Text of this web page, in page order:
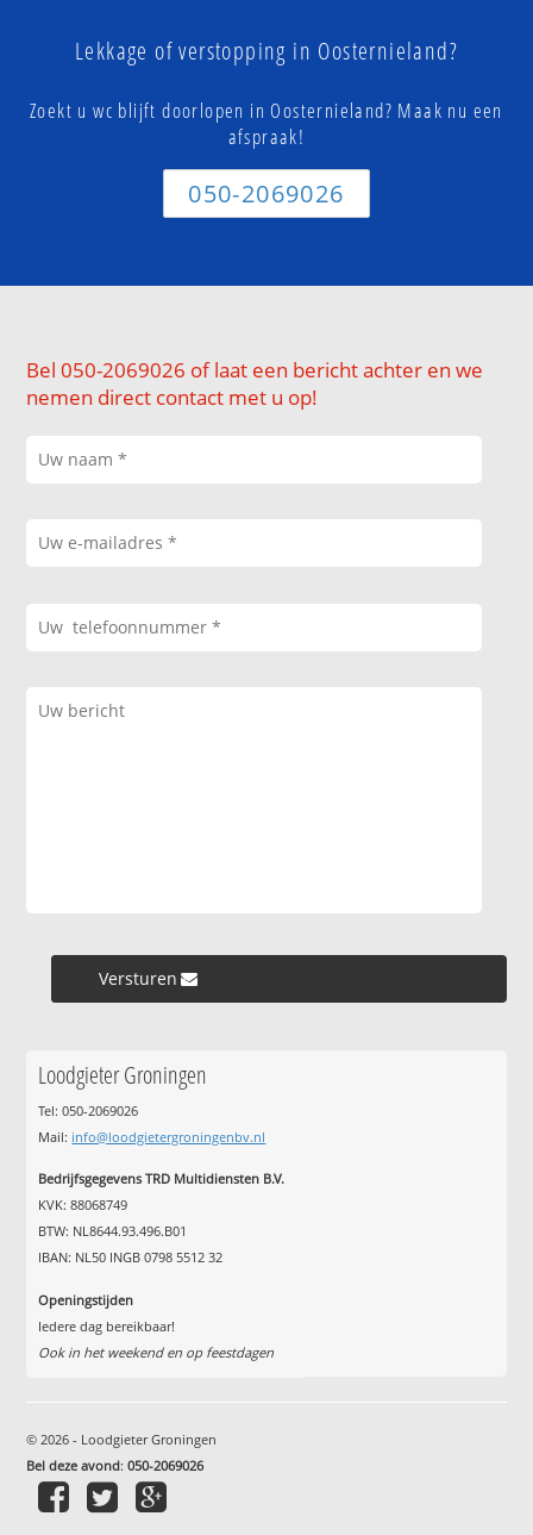
Lekkage of verstopping in Oosternieland?
Zoekt u wc blijft doorlopen in Oosternieland? Maak nu een
afspraak!
050-2069026
Bel 050-2069026 of laat een bericht achter en we
nemen direct contact met u op!
Versturen »
Loodgieter Groningen
Tel: 050-2069026
Mail: info@loodgietergroningenbv.nl
Bedrijfsgegevens TRD Multidiensten B.V.
KVK: 88068749
BTW: NL8644.93.496.B01
IBAN: NL50 INGB 0798 5512 32
Openingstijden
Iedere dag bereikbaar!
Ook in het weekend en op feestdagen
© 2026 - Loodgieter Groningen
Bel deze avond:050-2069026